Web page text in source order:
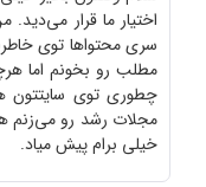
سری محتواها توی
مطلب رو بخونم اما
چطوری توی سایتتون
مجلات رشد رو می‌زنم
خیلی برام پیش میاد.